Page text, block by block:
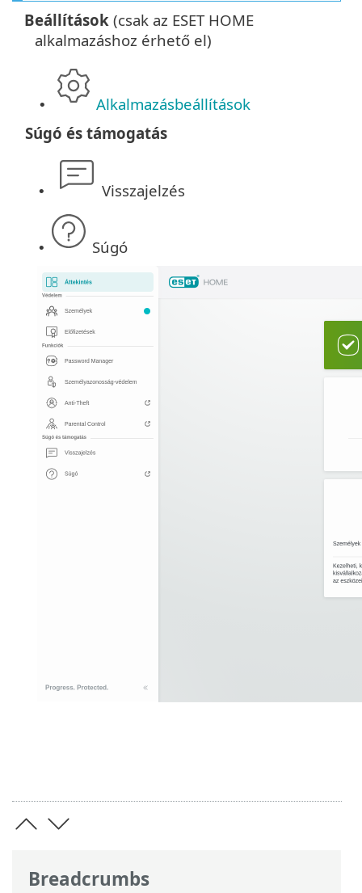
Breadcrumbs
Beállítások (csak az ESET HOME
alkalmazáshoz érhető el)
•
Alkalmazásbeállítások
Súgó és támogatás
• Visszajelzés
• Súgó